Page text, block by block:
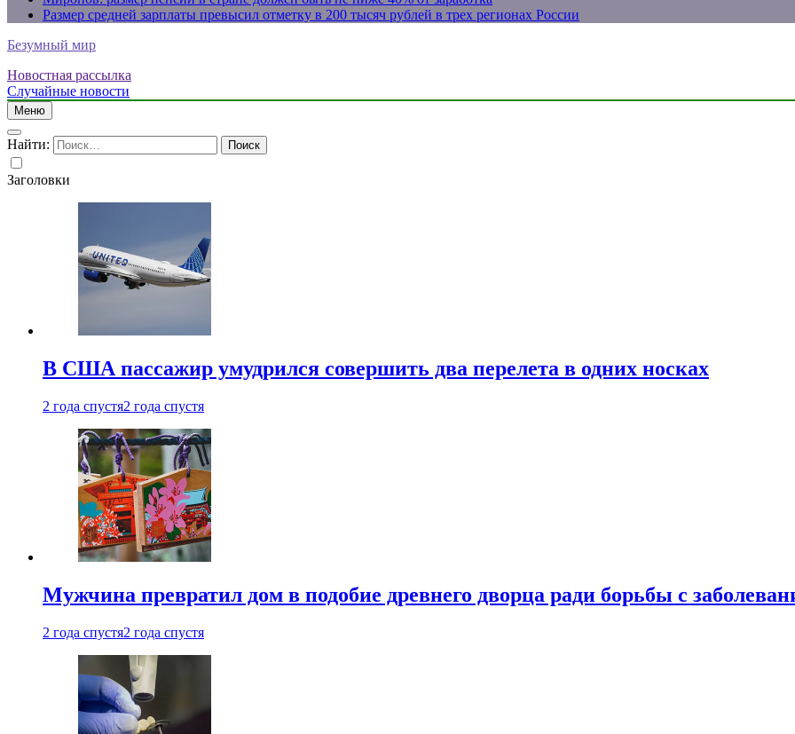
Размер средней зарплаты превысил отметку в 200 тысяч рублей в трех регионах России
Безумный мир
Новостная рассылка
Случайные новости
Меню
Найти:
Заголовки
В США пассажир умудрился совершить два перелета в одних носках
2 года спустя2 года спустя
Мужчина превратил дом в подобие древнего дворца ради борьбы с
2 года спустя2 года спустя